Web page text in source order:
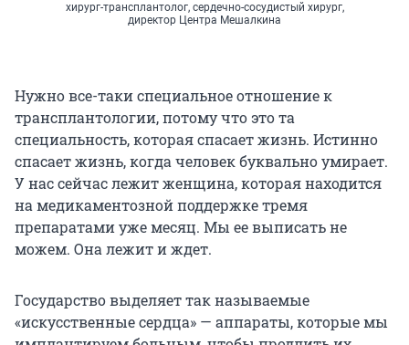
хирург-трансплантолог, сердечно-сосудистый хирург,
директор Центра Мешалкина
Нужно все-таки специальное отношение к
трансплантологии, потому что это та
специальность, которая спасает жизнь. Истинно
спасает жизнь, когда человек буквально умирает.
У нас сейчас лежит женщина, которая находится
на медикаментозной поддержке тремя
препаратами уже месяц. Мы ее выписать не
можем. Она лежит и ждет.
Государство выделяет так называемые
«искусственные сердца» — аппараты, которые мы